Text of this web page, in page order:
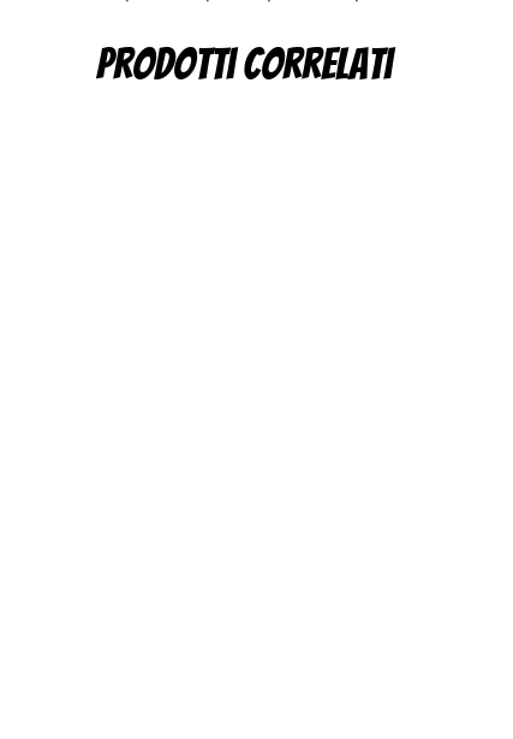
Prodotti correlati